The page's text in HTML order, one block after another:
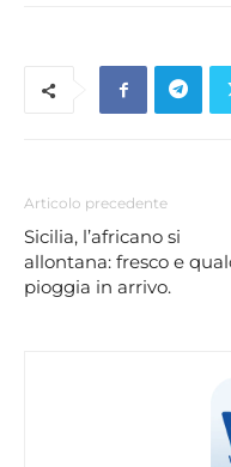
Articolo precedente
Sicilia, l’africano si
allontana: fresco e
pioggia in arrivo.